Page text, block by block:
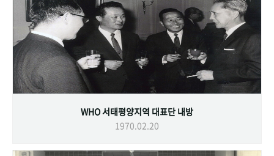
WHO 서태평양지역 대표단 내방
1970.02.20